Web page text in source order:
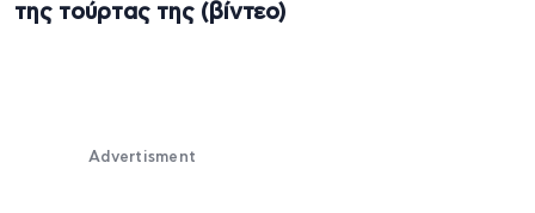
της τούρτας της (βίντεο)
Advertisment